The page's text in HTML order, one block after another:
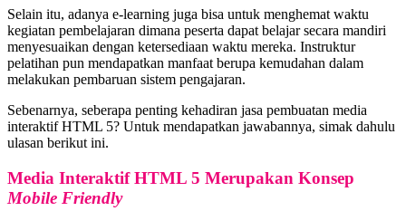
Selain itu, adanya e-learning juga bisa untuk menghemat waktu
kegiatan pembelajaran dimana peserta dapat belajar secara mandiri
menyesuaikan dengan ketersediaan waktu mereka. Instruktur
pelatihan pun mendapatkan manfaat berupa kemudahan dalam
melakukan pembaruan sistem pengajaran.
Sebenarnya, seberapa penting kehadiran jasa pembuatan media
interaktif HTML 5? Untuk mendapatkan jawabannya, simak dahulu
ulasan berikut ini.
Media Interaktif HTML 5 Merupakan Konsep
Mobile Friendly